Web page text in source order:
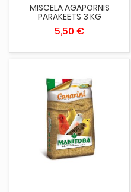
MISCELA AGAPORNIS
PARAKEETS 3 KG
5,50 €